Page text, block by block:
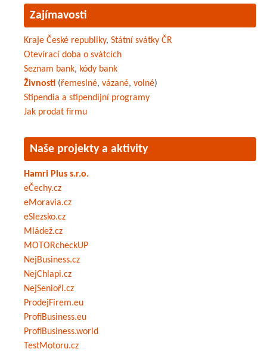
Zajímavosti
Kraje České republiky, Státní svátky ČR
Otevírací doba o svátcích
Seznam bank, kódy bank
Živnosti (řemeslné, vázané, volné)
Stipendia a stipendijní programy
Jak prodat firmu
Naše projekty a aktivity
Hamri Plus s.r.o.
eČechy.cz
eMoravia.cz
eSlezsko.cz
Mládež.cz
MOTORcheckUP
NejBusiness.cz
NejChlapi.cz
NejSenioři.cz
ProdejFirem.eu
ProfiBusiness.eu
ProfiBusiness.world
TestMotoru.cz